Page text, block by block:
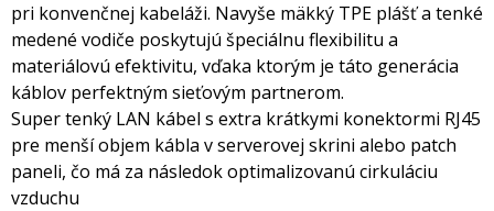
pri konvenčnej kabeláži. Navyše mäkký TPE plášť a tenké
medené vodiče poskytujú špeciálnu flexibilitu a
materiálovú efektivitu, vďaka ktorým je táto generácia
káblov perfektným sieťovým partnerom.
Super tenký LAN kábel s extra krátkymi konektormi RJ45
pre menší objem kábla v serverovej skrini alebo patch
paneli, čo má za následok optimalizovanú cirkuláciu
vzduchu